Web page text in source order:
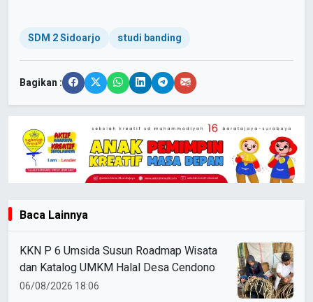
SDM 2 Sidoarjo studi banding
Bagikan :
Baca Lainnya
KKN P 6 Umsida Susun Roadmap Wisata
dan Katalog UMKM Halal Desa Cendono
06/08/2026 18:06